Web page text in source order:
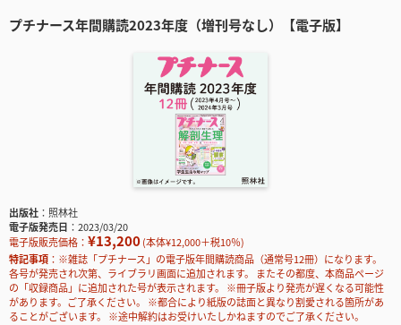
プチナース年間購読2023年度（増刊号なし）【電子版】
出版社
照林社
電子版発売日
2023/03/20
電子版販売価格： ¥13,200(本体¥12,000＋税10％)
特記事項
※雑誌「プチナース」の電子版年間購読商品（通常号12冊）になります。
各号が発売され次第、ライブラリ画面に追加されます。 またその都度、本商品ページ
の「収録商品」に追加された号が表示されます。 ※冊子版より発売が遅くなる可能性
があります。ご了承ください。 ※都合により紙版の誌面と異なり割愛される箇所があ
ることがございます。 ※途中解約はお受けいたしかねますのでご了承ください。